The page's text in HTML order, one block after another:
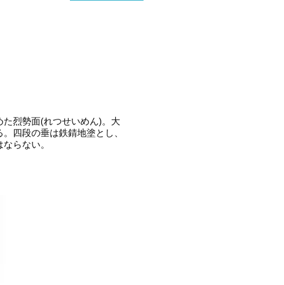
烈勢面(れつせいめん)。大
四段の垂は鉄錆地塗とし、
ならない。